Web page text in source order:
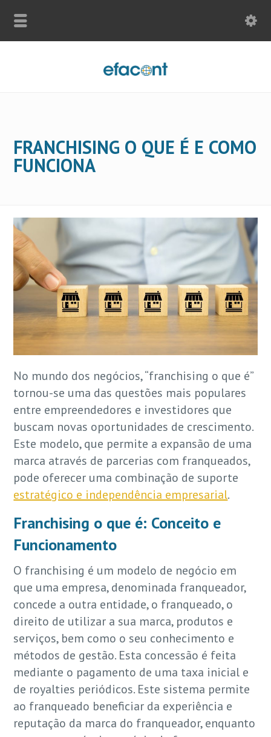
FRANCHISING O QUE É E COMO
FUNCIONA
No mundo dos negócios, “franchising o que é”
tornou-se uma das questões mais populares
entre empreendedores e investidores que
buscam novas oportunidades de crescimento.
Este modelo, que permite a expansão de uma
marca através de parcerias com franqueados,
pode oferecer uma combinação de suporte
estratégico e independência empresarial.
Franchising o que é: Conceito e
Funcionamento
O franchising é um modelo de negócio em
que uma empresa, denominada franqueador,
concede a outra entidade, o franqueado, o
direito de utilizar a sua marca, produtos e
serviços, bem como o seu conhecimento e
métodos de gestão. Esta concessão é feita
mediante o pagamento de uma taxa inicial e
de royalties periódicos. Este sistema permite
ao franqueado beneficiar da experiência e
reputação da marca do franqueador, enquanto